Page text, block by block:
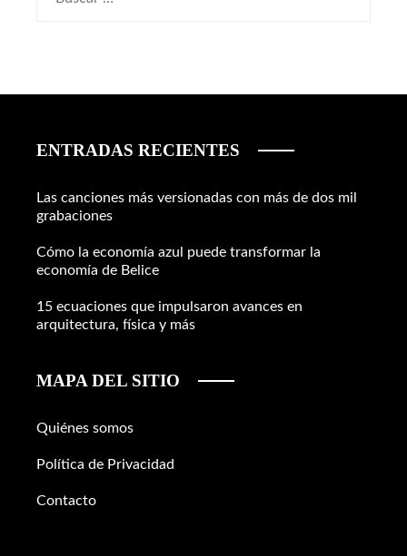
ENTRADAS RECIENTES
Las canciones más versionadas con más de dos mil
grabaciones
Cómo la economía azul puede transformar la
economía de Belice
15 ecuaciones que impulsaron avances en
arquitectura, física y más
MAPA DEL SITIO
Quiénes somos
Política de Privacidad
Contacto